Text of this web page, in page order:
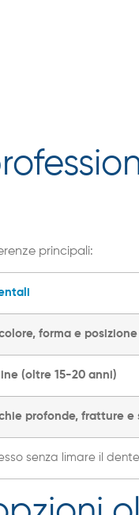
principali:
forma e posizione
(oltre 15-20 anni)
profonde, fratture e
senza limare il